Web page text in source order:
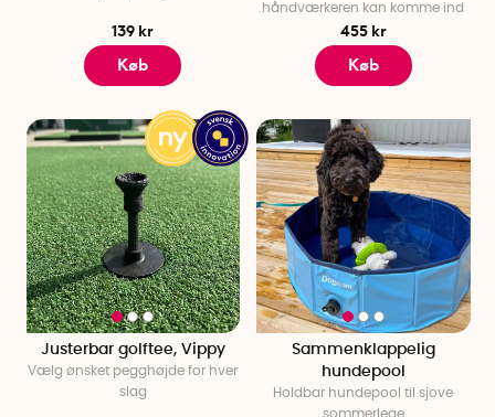
139 kr
Køb
håndværkeren kan komme ind
455 kr
Køb
Justerbar golftee, Vippy
Vælg ønsket pegghøjde for hver
slag
Sammenklappelig
hundepool
Holdbar hundepool til sjove
sommerlege